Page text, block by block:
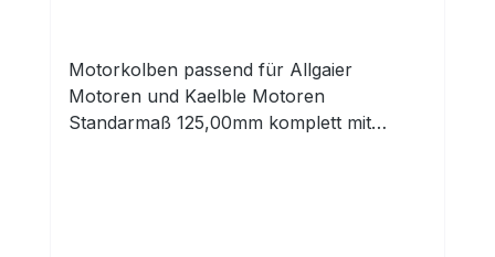
Motorkolben passend für Allgaier
Motoren und Kaelble Motoren
Standarmaß 125,00mm komplett mit